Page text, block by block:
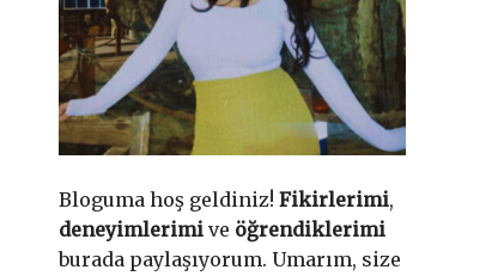
Bloguma hoş geldiniz! Fikirlerimi,
deneyimlerimi ve öğrendiklerimi
burada paylaşıyorum. Umarım, size